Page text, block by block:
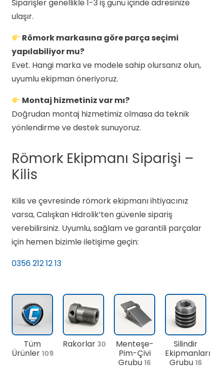
Siparişler genellikle 1-3 iş günü içinde adresinize
ulaşır.
Römork markasına göre parça seçimi
yapılabiliyor mu?
Evet. Hangi marka ve modele sahip olursanız olun,
uyumlu ekipman öneriyoruz.
Montaj hizmetiniz var mı?
Doğrudan montaj hizmetimiz olmasa da teknik
yönlendirme ve destek sunuyoruz.
Römork Ekipmanı Siparişi –
Kilis
Kilis ve çevresinde römork ekipmanı ihtiyacınız
varsa, Calışkan Hidrolik’ten güvenle sipariş
verebilirsiniz. Uyumlu, sağlam ve garantili parçalar
için hemen bizimle iletişime geçin:
0356 212 12 13
Tüm
Ürünler 109
Rakorlar 30
Menteşe-
Pim-Çivi
Grubu 16
Silindir
Ekipmanları
Grubu 16